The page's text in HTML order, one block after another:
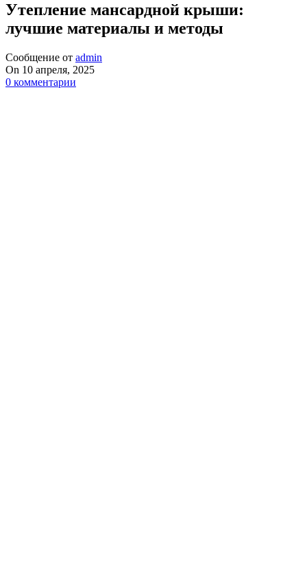
Утепление мансардной крыши:
лучшие материалы и методы
Сообщение от admin
On 10 апреля, 2025
0 комментарии